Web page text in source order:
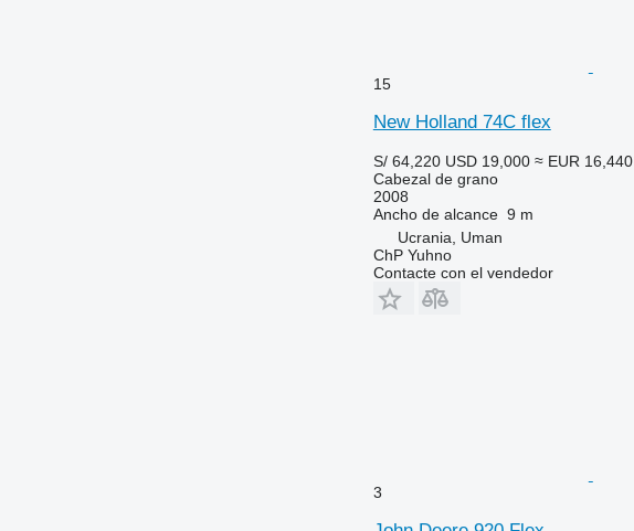
15
New Holland 74C flex
S/ 64,220 USD 19,000 ≈ EUR 16,440
Cabezal de grano
2008
Ancho de alcance 9 m
Ucrania, Uman
ChP Yuhno
Contacte con el vendedor
3